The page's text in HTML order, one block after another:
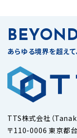
あらゆる境界を超えて
TTS株式会社（
〒110-0006 東京都